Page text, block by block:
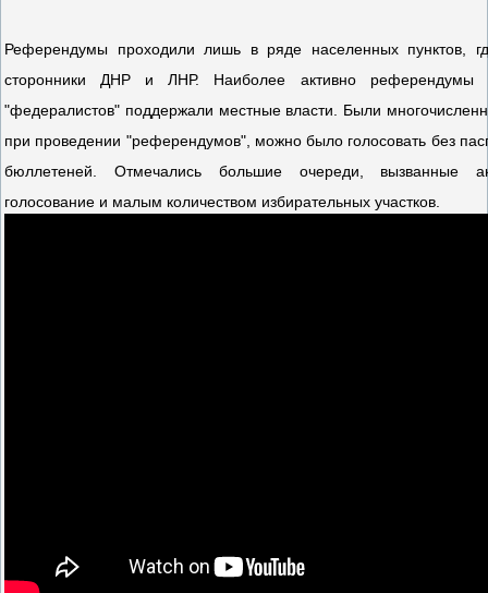
Референдумы проходили лишь в ряде населенных пунктов,
сторонники ДНР и ЛНР. Наиболее активно референдумы
"федералистов" поддержали местные власти. Были
при проведении "референдумов", можно было голосовать без
бюллетеней. Отмечались большие очереди, вызванные
голосование и малым количеством избирательных участков.